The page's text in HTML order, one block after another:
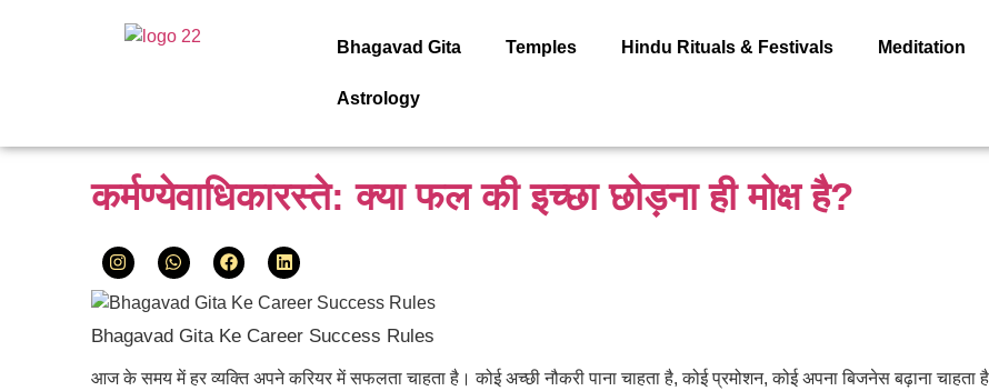
Bhagavad Gita Temples Hindu Rituals & Festivals Meditation
Astrology
कर्मण्येवाधिकारस्ते: क्या फल की इच्छा छोड़ना ही मोक्ष है?
Bhagavad Gita Ke Career Success Rules
आज के समय में हर व्यक्ति अपने करियर में सफलता चाहता है। कोई अच्छी नौकरी पाना चाहता है, कोई प्रमोशन, कोई अपना बिजनेस बढ़ाना चाहता है